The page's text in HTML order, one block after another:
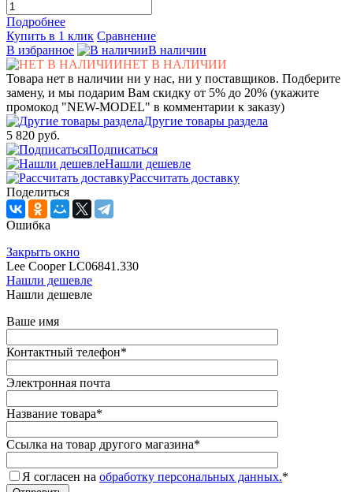
Подробнее
Купить в 1 клик Сравнение
В избранное
В наличии
НЕТ В НАЛИЧИИ
Товара нет в наличии ни у нас, ни у поставщиков. Подберите
замену, и мы подарим Вам скидку от 5% до 20% (укажите
промокод "NEW-MODEL" в комментарии к заказу)
Другие товары раздела
5 820 руб.
Подписаться
Нашли дешевле
Рассчитать доставку
Поделиться
Ошибка
Закрыть окно
Lee Cooper LC06841.330
Нашли дешевле
Нашли дешевле
Ваше имя
Контактный телефон*
Электронная почта
Название товара*
Ссылка на товар другого магазина*
Я согласен на обработку персональных данных.*